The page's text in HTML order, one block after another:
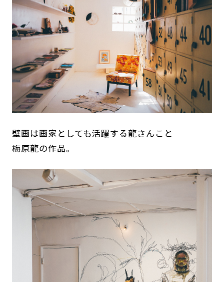
壁画は画家としても活躍する龍さんこと
梅原龍の作品。